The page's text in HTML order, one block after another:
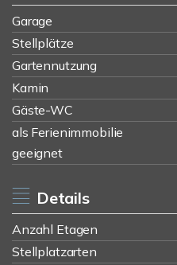
Garage
Stellplätze
Gartennutzung
Kamin
Gäste-WC
als Ferienimmobilie
geeignet
Details
Anzahl Etagen
Stellplatzarten